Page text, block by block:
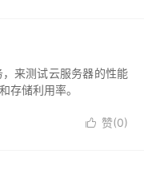
来测试云服务器的性能
存储利用率。
 赞(0)